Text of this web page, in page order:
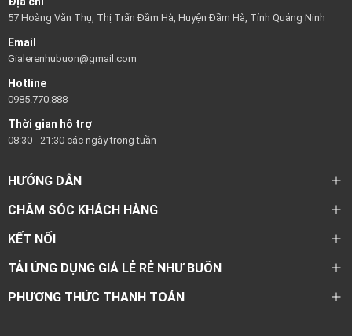
57 Hoàng Văn Thụ, Thị Trấn Đầm Hà, Huyện Đầm Hà, Tỉnh Quảng Ninh
Email
Gialerenhubuon@gmail.com
Hotline
0985.770.888
Thời gian hỗ trợ
08:30 - 21:30 các ngày trong tuần
HƯỚNG DẪN
CHĂM SÓC KHÁCH HÀNG
KẾT NỐI
TẢI ỨNG DỤNG GIÁ LẺ RẺ NHƯ BUÔN
PHƯƠNG THỨC THANH TOÁN